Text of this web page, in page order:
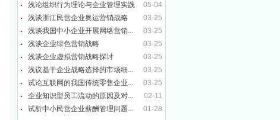
05-04
浅论组织行为理论与企业管理实践
03-25
浅谈浙江民营企业奥运营销战略
03-25
浅谈我国中小企业开展网络营销...
03-25
浅谈企业绿色营销战略
03-25
浅谈企业虚拟营销战略探讨
03-25
浅议基于企业战略选择的市场细...
03-25
试论互联网的我国传统零售企业...
02-11
企业知识型员工流动的原因及对...
01-28
试析中小民营企业薪酬管理问题...